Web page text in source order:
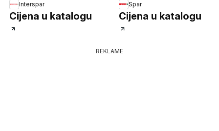
Interspar
Cijena u katalogu
Spar
Cijena u katalogu
REKLAME